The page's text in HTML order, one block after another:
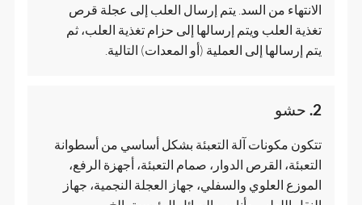
الانتهاء من السد. يتم إرسال العلب إلى عجلة قرص
تغذية العلب ويتم إرسالها إلى حزام تغذية العلب، ثم
يتم إرسالها إلى العملية (أو المعدات) التالية.
2. حشو
تتكون مكونات آلة التعبئة بشكل أساسي من أسطوانة
التعبئة، القرص الدوار، صمام التعبئة، أجهزة الرفع،
الموزع العلوي والسفلي، جهاز العجلة النجمية، جهاز